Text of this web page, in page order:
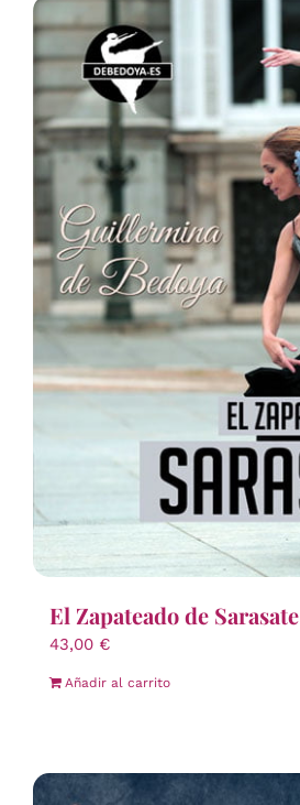
El Zapateado de Sarasate
43,00 €
Añadir al carrito